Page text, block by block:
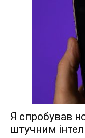
Я спробував
штучним